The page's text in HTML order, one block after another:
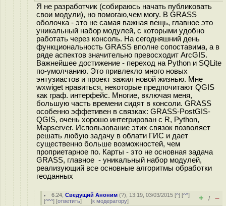
Я не разработчик (собираюсь начать публиковать
свои модули), но помогаю,чем могу. В GRASS
оболочка - это не самая важная вещь, главное это
уникальный набор модулей, с которыми удобно
работать через консоль. На сегодняшний день
функциональность GRASS вполне сопоставима, а в
ряде аспектов значительно превосходит ArcGIS.
Важнейшее достижение - переход на Python и SQLite
по-умолчанию. Это привлекло много новых
энтузиастов и проект зажил новой жизнью. Мне
wxwiget нравиться, некоторые предпочитают QGIS
как граф. интерфейс. Многие, включая меня,
большую часть времени сидят в консоли. GRASS
особенно эффетивен в связках: GRASS-PostGIS-
QGIS, очень хорошо интегрирован с R, Python,
Mapserver. Использование этих связок позволяет
решать любую задачу в облати ГИС и дает
существенно больше возможностей, чем
проприетарное по. Карты - это не основная задача
GRASS, главное - уникальный набор модулей,
реализующий все основные алгоритмы обработки
геоданных
6.24 ,Сведущий Аноним (?), 13:19, 03/03/2015 [^] [^^]
[^^^] [ответить] [к модератору] + / –